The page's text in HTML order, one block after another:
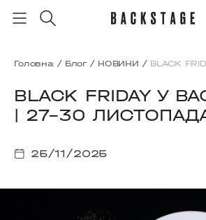
Головна / Блог / НОВИНИ / BLACK
BLACK FRIDAY У
| 27–30
25/11/2025